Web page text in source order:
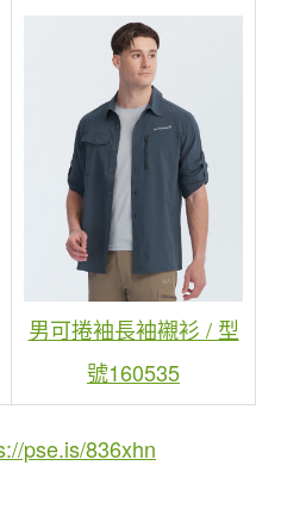
男可捲袖長袖襯衫 / 型
號160535
pse.is/836xhn